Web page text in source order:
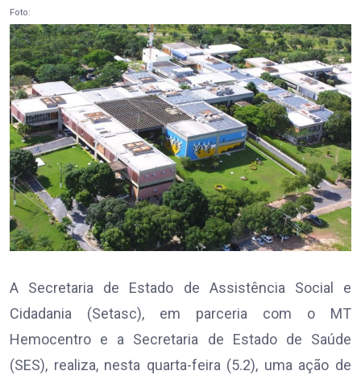
Foto:
A Secretaria de Estado de Assistência Social e
Cidadania (Setasc), em parceria com o MT
Hemocentro e a Secretaria de Estado de Saúde
(SES), realiza, nesta quarta-feira (5.2), uma ação de